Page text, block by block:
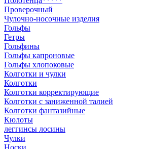
Проверочный
Чулочно-носочные изделия
Гольфы
Гетры
Гольфины
Гольфы капроновые
Гольфы хлопоковые
Колготки и чулки
Колготки
Колготки корректирующие
Колготки с заниженной талией
Колготки фантазийные
Кюлоты
леггинсы лосины
Чулки
Носки